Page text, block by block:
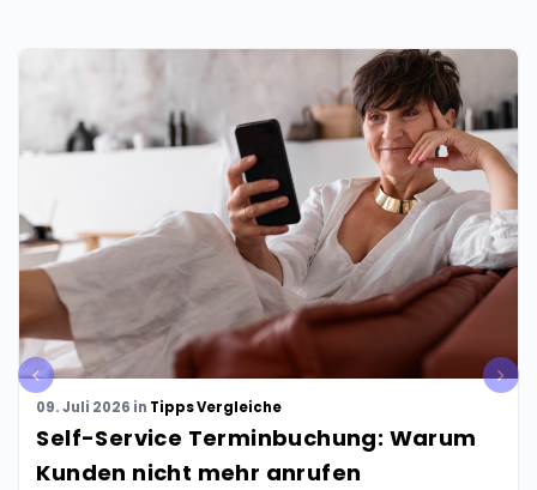
09. Juli 2026 in TippsVergleiche
Self-Service Terminbuchung: Warum
Kunden nicht mehr anrufen
pre
v
nex